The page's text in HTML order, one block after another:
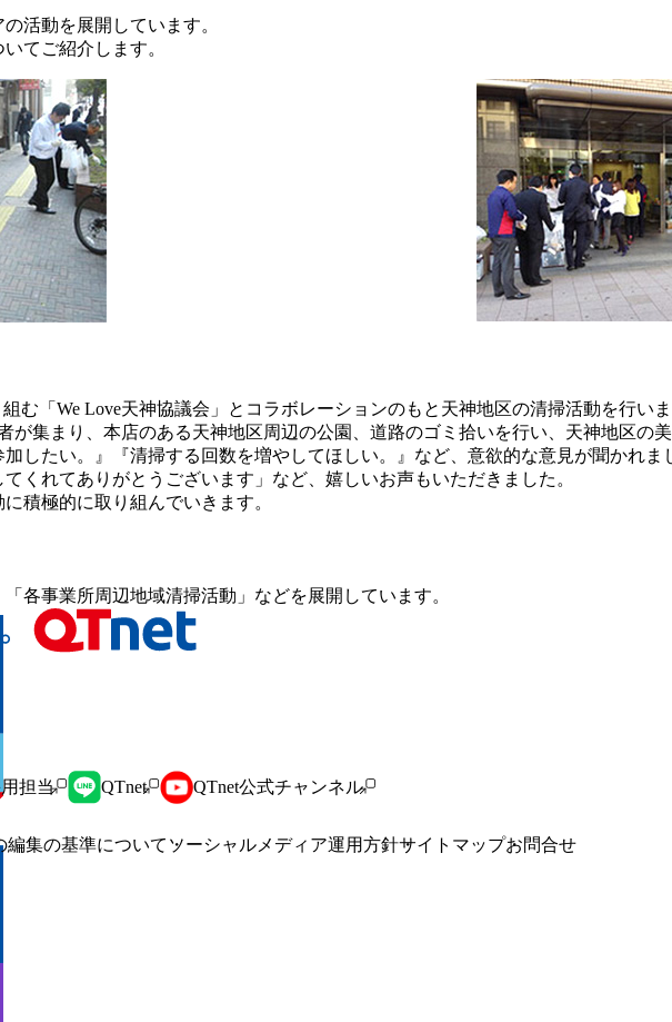
活動を展開しています。
てご紹介します。
む「We Love天神協議会」とコラボレーションのもと天神地区の清掃活動を行い
が集まり、本店のある天神地区周辺の公園、道路のゴミ拾いを行い、天神地区の
したい。』『清掃する回数を増やしてほしい。』など、意欲的な意見が聞かれま
くれてありがとうございます」など、嬉しいお声もいただきました。
積極的に取り組んでいきます。
各事業所周辺地域清掃活動」などを展開しています。
担当 QTnet QTnet公式チャンネル
編集の基準について ソーシャルメディア運用方針サイトマップお問合せ